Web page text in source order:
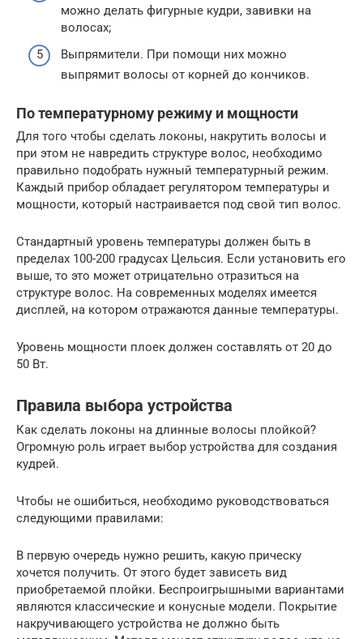
можно делать фигурные кудри, завивки на
волосах;
Выпрямители. При помощи них можно
выпрямит волосы от корней до кончиков.
По температурному режиму и мощности
Для того чтобы сделать локоны, накрутить волосы и
при этом не навредить структуре волос, необходимо
правильно подобрать нужный температурный режим.
Каждый прибор обладает регулятором температуры и
мощности, который настраивается под свой тип волос.
Стандартный уровень температуры должен быть в
пределах 100-200 градусах Цельсия. Если установить его
выше, то это может отрицательно отразиться на
структуре волос. На современных моделях имеется
дисплей, на котором отражаются данные температуры.
Уровень мощности плоек должен составлять от 20 до
50 Вт.
Правила выбора устройства
Как сделать локоны на длинные волосы плойкой?
Огромную роль играет выбор устройства для создания
кудрей.
Чтобы не ошибиться, необходимо руководствоваться
следующими правилами:
В первую очередь нужно решить, какую прическу
хочется получить. От этого будет зависеть вид
приобретаемой плойки. Беспроигрышными вариантами
являются классические и конусные модели. Покрытие
накручивающего устройства не должно быть